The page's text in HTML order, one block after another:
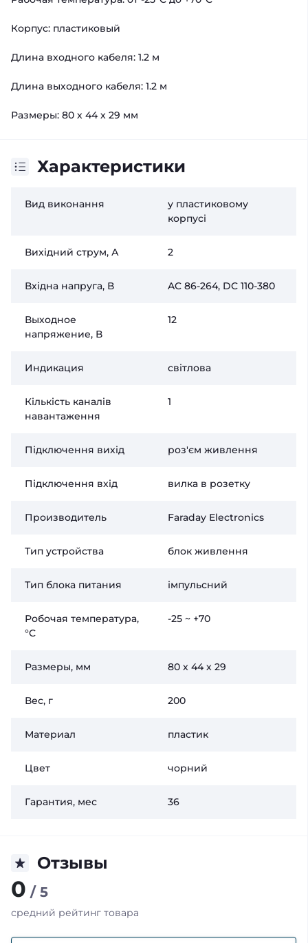
Корпус: пластиковый
Длина входного кабеля: 1.2 м
Длина выходного кабеля: 1.2 м
Размеры: 80 х 44 х 29 мм
Характеристики
Вид виконання
у пластиковому
корпусі
Вихідний струм, А 2
Вхідна напруга, В AC 86-264, DC 110-380
Выходное
напряжение, В
12
Индикация світлова
Кількість каналів
навантаження
1
Підключення вихід роз'єм живлення
Підключення вхід вилка в розетку
Производитель Faraday Electronics
Тип устройства блок живлення
Тип блока питания імпульсний
Робочая температура,
°C
-25 ~ +70
Размеры, мм 80 х 44 х 29
Вес, г 200
Материал пластик
Цвет чорний
Гарантия, мес 36
Отзывы
0 / 5
средний рейтинг товара